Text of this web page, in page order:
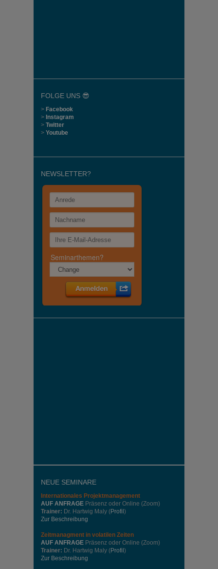
FOLGE UNS 😎
> Facebook
> Instagram
> Twitter
> Youtube
NEWSLETTER?
NEUE SEMINARE
Internationales Projektmanagement
AUF ANFRAGE Präsenz oder Online (Zoom)
Trainer: Dr. Hartwig Maly (Profil )
Zur Beschreibung
Zeitmanagment in volatilen Zeiten
AUF ANFRAGE Präsenz oder Online (Zoom)
Trainer: Dr. Hartwig Maly (Profil )
Zur Beschreibung